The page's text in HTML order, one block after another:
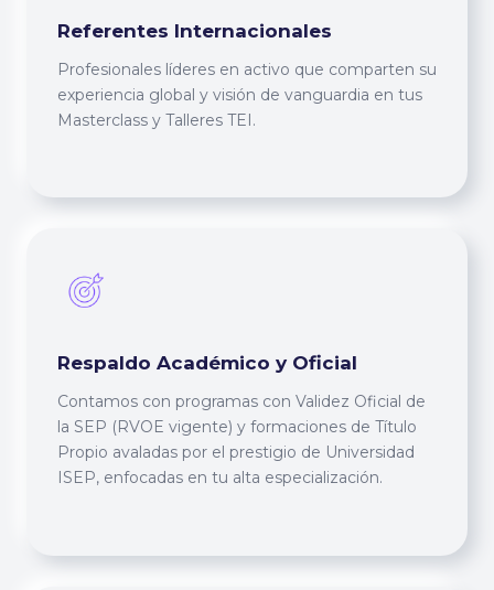
Referentes Internacionales
Profesionales líderes en activo que comparten su
experiencia global y visión de vanguardia en tus
Masterclass y Talleres TEI.
Respaldo Académico y Oficial
Contamos con programas con Validez Oficial de
la SEP (RVOE vigente) y formaciones de Título
Propio avaladas por el prestigio de Universidad
ISEP, enfocadas en tu alta especialización.